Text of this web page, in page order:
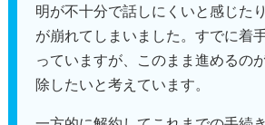
明が不十分で話しにくいと感じた
が崩れてしまいました。すでに着
っていますが、このまま進めるの
除したいと考えています。